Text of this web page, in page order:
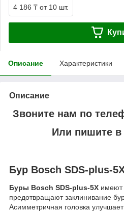
4 186 ₸ от 10 шт.
Описание Характеристики
Описание
Звоните нам по
Или пишите в
Бур Bosch SDS-plus-
Буры Bosch SDS-plus-5X имеют
предотвращают заклинивание
Асимметричная головка